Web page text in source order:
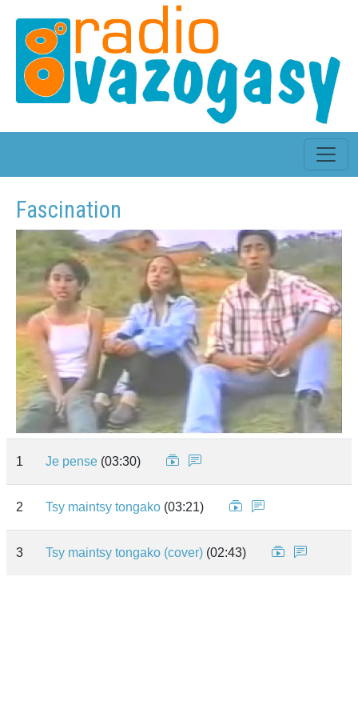
Fascination
1 Je pense (03:30)
2 Tsy maintsy tongako (03:21)
3 Tsy maintsy tongako (cover) (02:43)